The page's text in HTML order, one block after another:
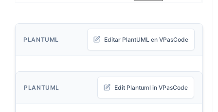
PLANTUML Editar PlantUML en VPasCode
PLANTUML Edit Plantuml in VPasCode